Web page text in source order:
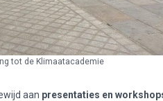
tot de Klimaatacademie
aan presentaties en